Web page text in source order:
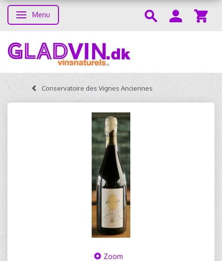
Skifte navigation
Menu
Conservatoire des Vignes Anciennes
Zoom